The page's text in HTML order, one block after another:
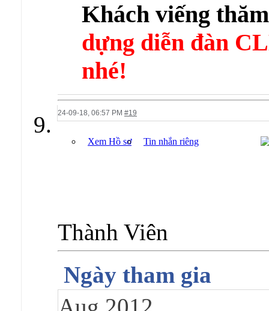
Khách viếng
dựng diễn đàn
nhé!
24-09-18, 06:57 PM #19
Xem Hồ sơ Tin nhắn riêng
Thành Viên
Ngày tham gia